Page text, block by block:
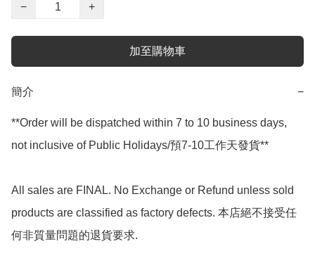
−
+
加至購物車
簡介 −
**Order will be dispatched within 7 to 10 business days,
not inclusive of Public Holidays/預7-10工作天發貨**
All sales are FINAL. No Exchange or Refund unless sold
products are classified as factory defects. 本店絕不接受任